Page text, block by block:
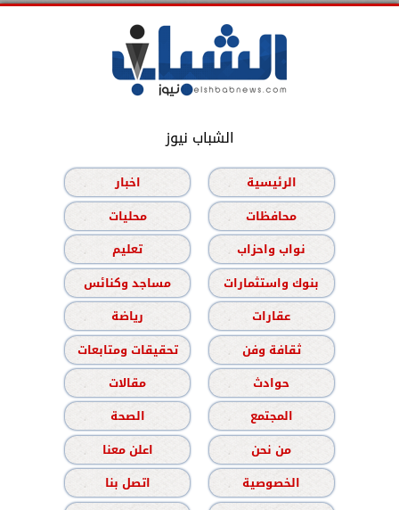
الشباب نيوز
الرئيسية
اخبار
محافظات
محليات
نواب واحزاب
تعليم
بنوك واستثمارات
مساجد وكنائس
عقارات
رياضة
ثقافة وفن
تحقيقات ومتابعات
حوادث
مقالات
المجتمع
الصحة
من نحن
اعلن معنا
الخصوصية
اتصل بنا